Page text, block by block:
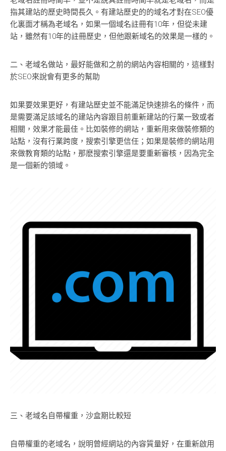
指其建站的歷史時間長久。有建站歷史的的域名才對在SEO優
化裏面才稱為老域名，如果一個域名註冊有10年，但從未建
站，雖然有10年的註冊歷史，但他跟新域名的效果是一樣的。
二、老域名做站，最好能做和之前的網站內容相關的，這樣對
於SEO來說會有更多的幫助
如果要效果更好，有建站歷史並不能滿足快速排名的條件，而
是需要滿足該域名的建站內容跟目前重新建站的行業一致或者
相關，效果才能最佳。比如裝修的網站，重新用來做裝修類的
站點，沒有行業跨度，搜索引擎更信任；如果是裝修的網站用
來做教育類的站點，那麽搜索引擎還是要重新審核，因為完全
是一個新的領域。
三、老域名自帶權重，沙盒期比較短
自帶權重的老域名，說明曾經網站的內容質量好，在重新啟用